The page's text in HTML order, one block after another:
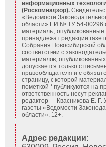
информационных
(Роскомнадзор).
«Ведомости
области» ПИ № ТУ 54-00296
материалы,
принадлежат редакции
Собрания Новосибирской
соответствии с
материалов,
допускается только с
правообладателя и с
страницу, с которой
пометкой * публикуются на
ответственность несут
редактор — Квасникова Е. Г.
газеты «Ведомости
области». 12+.
Адрес редакции: